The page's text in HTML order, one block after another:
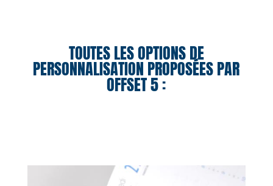
TOUTES LES OPTIONS DE
PERSONNALISATION PROPOSÉES PAR
OFFSET 5 :